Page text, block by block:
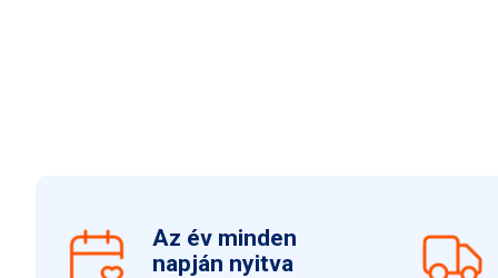
Az év minden
napján nyitva